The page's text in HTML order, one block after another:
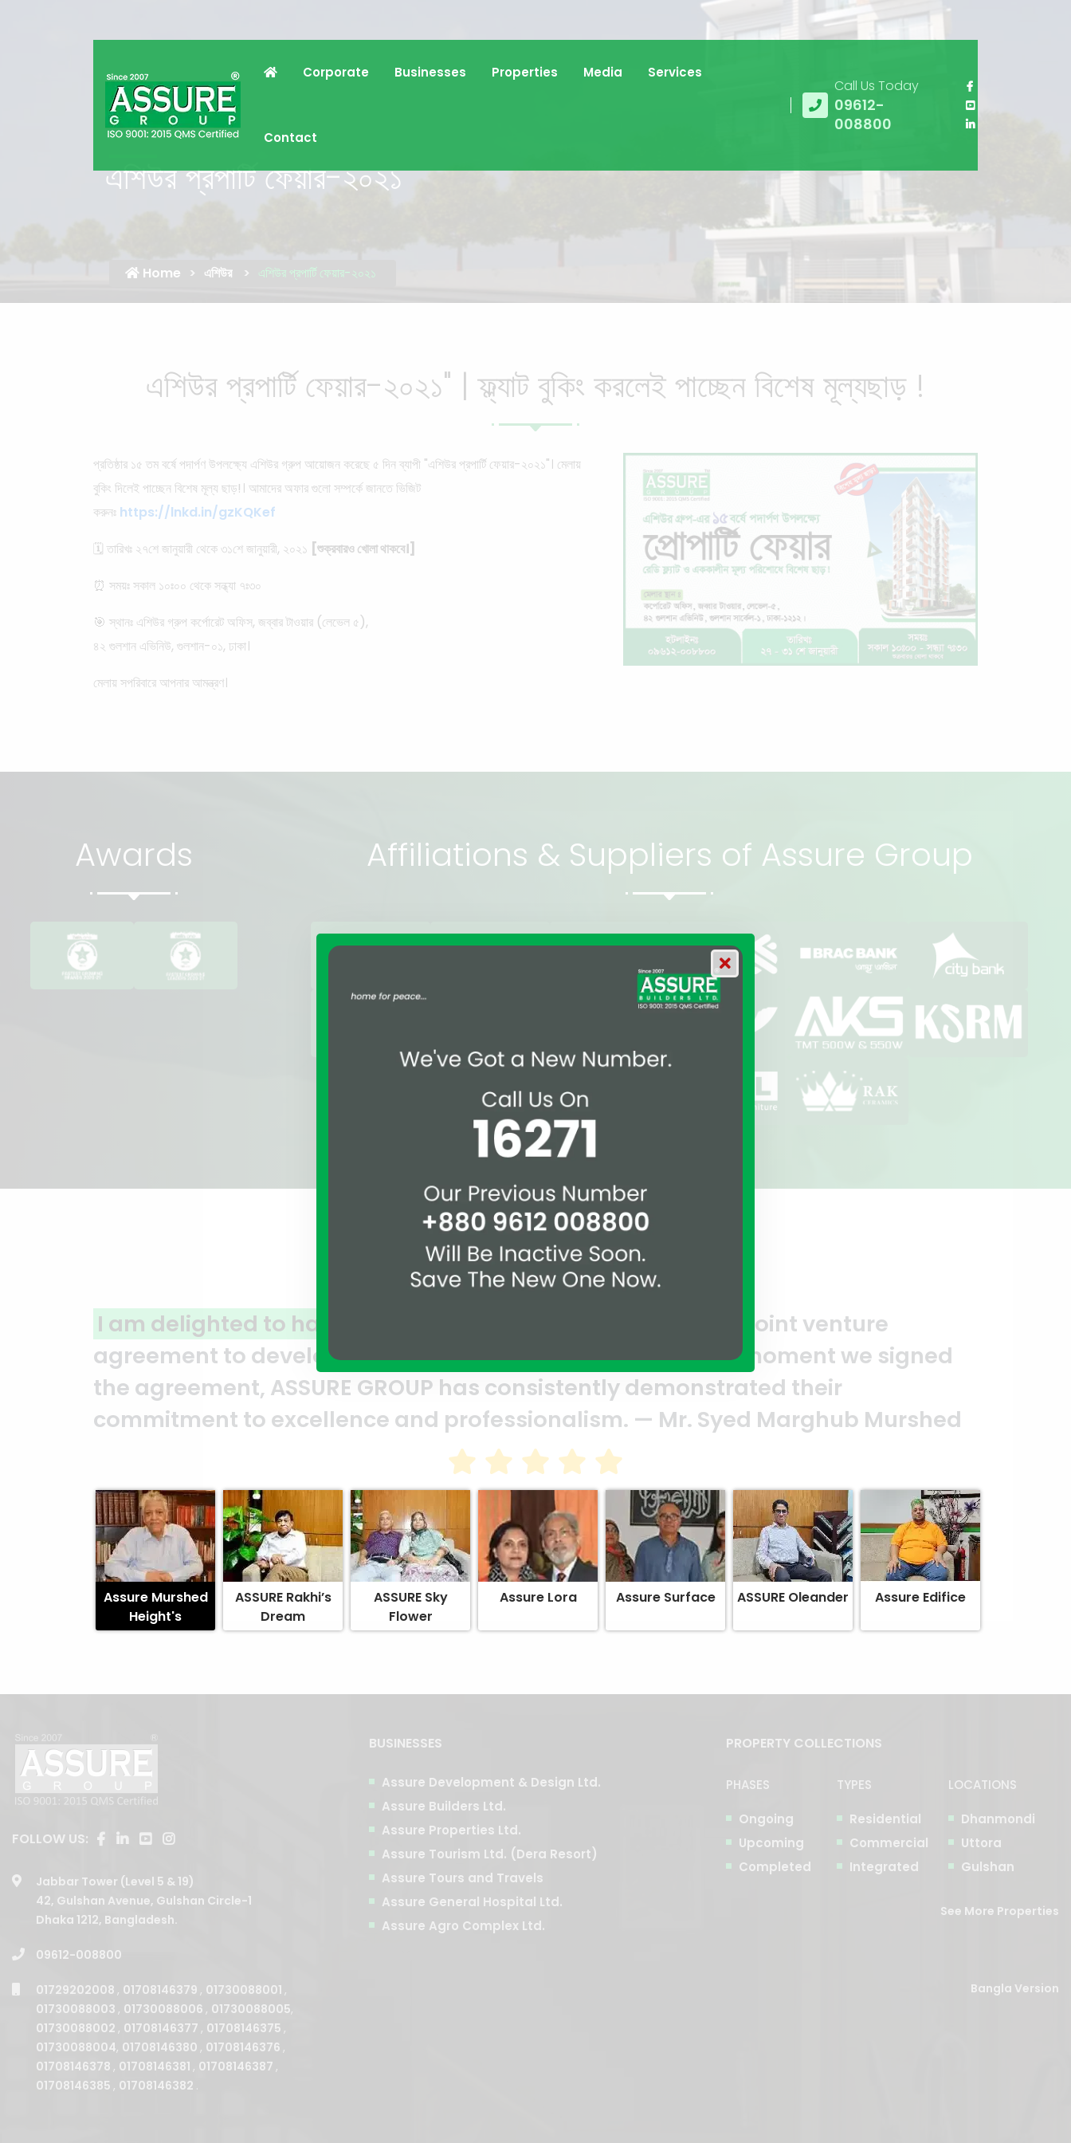
Corporate Businesses Properties Media Services
Contact
Call Us Today
09612-
008800
এশিউর প্রপার্টি ফেয়ার-২০২১
Home এশিউর এশিউর প্রপার্টি ফেয়ার-২০২১
এশিউর প্রপার্টি ফেয়ার-২০২১" | ফ্ল্যাট বুকিং করলেই পাচ্ছেন বিশেষ মূল্যছাড় !
প্রতিষ্ঠার ১৫ তম বর্ষে পদার্পণ উপলক্ষ্যে এশিউর গ্রুপ আয়োজন করেছে ৫ দিন ব্যাপী "এশিউর প্রপার্টি ফেয়ার-২০২১"। মেলায়
বুকিং দিলেই পাচ্ছেন বিশেষ মূল্য ছাড়!। আমাদের অফার গুলো সম্পর্কে জানতে ভিজিট
করুনঃ https://lnkd.in/gzKQKef
🗓️ তারিখঃ ২৭শে জানুয়ারী থেকে ৩১শে জানুয়ারী, ২০২১ [শুক্রবারও খোলা থাকবে।]
⏰ সময়ঃ সকাল ১০ঃ০০ থেকে সন্ধ্যা ৭ঃ৩০
🎯 স্থানঃ এশিউর গ্রুপ কর্পোরেট অফিস, জব্বার টাওয়ার (লেভেল ৫),
৪২ গুলশান এভিনিউ, গুলশান-০১, ঢাকা।
মেলায় সপরিবারে আপনার আমন্ত্রণ।
Awards Affiliations & Suppliers of Assure Group
partnered with ASSURE GROUP
my land in North Gulshan. From the moment we signed
GROUP has consistently demonstrated their
and professionalism. — Mr. Syed Marghub Murshed
A clear reflection of quality and
ASSURE team who put in their
and it’s a clear reflection of
Abedin Bhuiya
Assure Murshed
Height's
ASSURE Rakhi’s
Dream
ASSURE Sky
Flower
Assure Lora Assure Surface ASSURE Oleander Assure Edifice
FOLLOW US:
Jabbar Tower (Level 5 & 19)
42, Gulshan Avenue, Gulshan Circle-1
Dhaka 1212, Bangladesh.
09612-008800
01729202008 , 01708146379 , 01730088001 ,
01730088003 , 01730088006 , 01730088005,
01730088002 , 01708146377 , 01708146375 ,
01730088004, 01708146380 , 01708146376 ,
01708146378 , 01708146381 , 01708146387 ,
01708146385 , 01708146382 .
BUSINESSES
Assure Development & Design Ltd.
Assure Builders Ltd.
Assure Properties Ltd.
Assure Tourism Ltd. (Dera Resort)
Assure Tours and Travels
Assure General Hospital Ltd.
Assure Agro Complex Ltd.
PROPERTY COLLECTIONS
PHASES
Ongoing
Upcoming
Completed
TYPES
Residential
Commercial
Integrated
LOCATIONS
Dhanmondi
Uttora
Gulshan
See More Properties
Bangla Version